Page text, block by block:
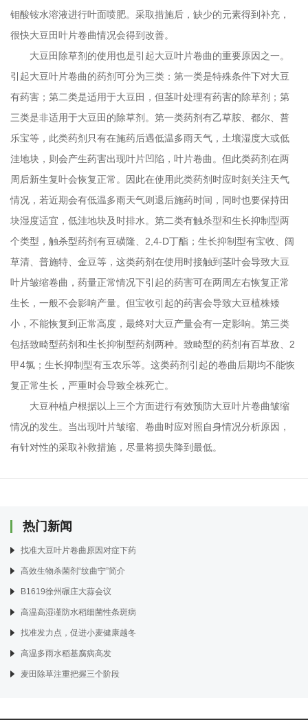
钼酸铵水溶液进行叶面喷肥。采取措施后，缺少的元素得到补充，
很快大豆田叶片卷曲情况会得到改善。
大豆田除草剂的使用也是引起大豆叶片卷曲的重要原因之一。
引起大豆叶片卷曲的药剂可分为三类：第一类是特殊条件下对大豆
有药害；第二类是适用于大豆田，但茎叶处理有药害的除草剂；第
三类是非适用于大豆田的除草剂。第一类药剂有乙草胺、都尔、普
乐宝等，此类药剂只有在施药后遇低温多雨天气，土壤湿度大或低
洼地块，则会产生药害出现叶片凹陷，叶片卷曲。但此类药剂在两
周后新生复叶会恢复正常。因此在使用此类药剂时应时刻关注天气
情况，若近期会有低温多雨天气则退后施药时间，同时也要保持田
块湿度适宜，低洼地块及时排水。第二类有触杀型和生长抑制型两
个类型，触杀型药剂有豆磺隆、 2,4-D丁酯；生长抑制型有宝收、阔
草清、普施特、金豆等，这类药剂在使用时接触到茎叶会导致大豆
叶片皱缩卷曲，药量正常情况下引起的药害可在两周左右恢复正常
生长，一般不会影响产量。但宝收引起的药害会导致大豆植株矮
小，不能恢复到正常高度，最终对大豆产量会有一定影响。第三类
包括致畸型药剂和生长抑制型药剂两种。致畸型的药剂有百草敌、 2
甲4氯；生长抑制型有玉农乐等。这类药剂引起的卷曲后期均不能恢
复正常生长，严重时会导致全株死亡。
大豆种植户根据以上三个方面进行有效预防大豆叶片卷曲皱缩
情况的发生。当出现叶片皱缩、卷曲时应对照自身情况分析原因，
有针对性的采取补救措施，尽量将损失降到最低。
热门新闻
找准大豆叶片卷曲原因对症下药
高效生物杀菌剂“纹曲宁”简介
B1619徐州碾庄大蒜会议
高温高湿谨防水稻细菌性条斑病
找准发力点，促进小麦健康越冬
高温多雨水稻基腐病高发
麦田除草注重把握三个阶段